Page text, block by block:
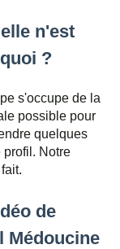
n'est
?
s'occupe de la
possible pour
quelques
profil. Notre
de
Médoucine